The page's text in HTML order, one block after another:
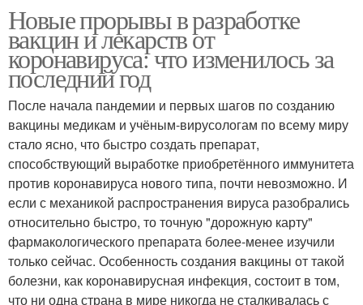
Новые прорывы в разработке
вакцин и лекарств от
коронавируса: что изменилось за
последний год
После начала пандемии и первых шагов по созданию
вакцины медикам и учёным-вирусологам по всему миру
стало ясно, что быстро создать препарат,
способствующий выработке приобретённого иммунитета
против коронавируса нового типа, почти невозможно. И
если с механикой распространения вируса разобрались
относительно быстро, то точную "дорожную карту"
фармакологического препарата более-менее изучили
только сейчас. Особенность создания вакцины от такой
болезни, как коронавирусная инфекция, состоит в том,
что ни одна страна в мире никогда не сталкивалась с